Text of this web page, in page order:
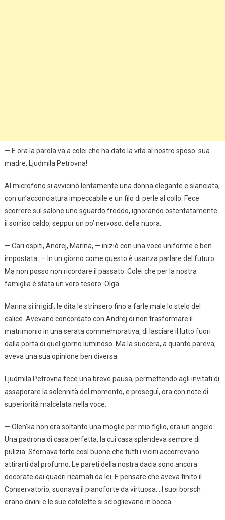
— E ora la parola va a colei che ha dato la vita al nostro sposo: sua
madre, Ljudmila Petrovna!
Al microfono si avvicinò lentamente una donna elegante e slanciata,
con un’acconciatura impeccabile e un filo di perle al collo. Fece
scorrere sul salone uno sguardo freddo, ignorando ostentatamente
il sorriso caldo, seppur un po’ nervoso, della nuora.
— Cari ospiti, Andrej, Marina, — iniziò con una voce uniforme e ben
impostata. — In un giorno come questo è usanza parlare del futuro.
Ma non posso non ricordare il passato. Colei che per la nostra
famiglia è stata un vero tesoro: Olga.
Marina si irrigidì; le dita le strinsero fino a farle male lo stelo del
calice. Avevano concordato con Andrej di non trasformare il
matrimonio in una serata commemorativa, di lasciare il lutto fuori
dalla porta di quel giorno luminoso. Ma la suocera, a quanto pareva,
aveva una sua opinione ben diversa.
Ljudmila Petrovna fece una breve pausa, permettendo agli invitati di
assaporare la solennità del momento, e proseguì, ora con note di
superiorità malcelata nella voce:
— Olen’ka non era soltanto una moglie per mio figlio, era un angelo.
Una padrona di casa perfetta, la cui casa splendeva sempre di
pulizia. Sfornava torte così buone che tutti i vicini accorrevano
attirarti dal profumo. Le pareti della nostra dacia sono ancora
decorate dai quadri ricamati da lei. E pensare che aveva finito il
Conservatorio, suonava il pianoforte da virtuosa… I suoi borsch
erano divini e le sue cotolette si scioglievano in bocca.